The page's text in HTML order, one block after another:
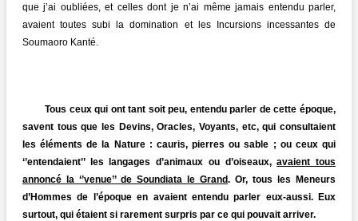
que j’ai oubliées, et celles dont je n’ai même jamais entendu parler,
avaient toutes subi la domination et les Incursions incessantes de
Soumaoro Kanté.
Tous ceux qui ont tant soit peu, entendu parler de cette époque,
savent tous que les Devins, Oracles, Voyants, etc, qui consultaient
les éléments de la Nature : cauris, pierres ou sable ; ou ceux qui
‘’entendaient’’ les langages d’animaux ou d’oiseaux,avaient tous
annoncé la ‘’venue’’ de Soundiata le Grand. Or, tous les Meneurs
d’Hommes de l’époque en avaient entendu parler eux-aussi. Eux
surtout, qui étaient si rarement surpris par ce qui pouvait arriver.